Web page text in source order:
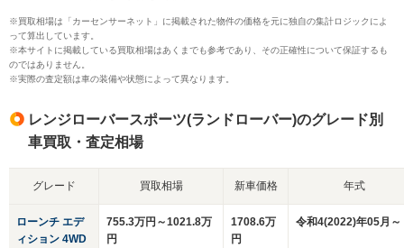
※買取相場は「カーセンサーネット」に掲載された物件の価格を元に独自の集計ロジックによ
って算出しています。
※本サイトに掲載している買取相場はあくまでも参考であり、その正確性について保証するも
のではありません。
※実際の査定額は車の装備や状態によって異なります。
レンジローバースポーツ(ランドローバー)のグレード別
車買取・査定相場
グレード 買取相場 新車価格 年式
ローンチ エデ
ィション 4WD
755.3万円～1021.8万
円
1708.6万
円
令和4(2022)年05月～